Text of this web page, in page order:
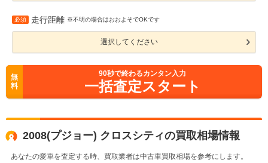
必須 走行距離 ※不明の場合はおおよそでOKです
選択してください
無
料
90秒で終わるカンタン入力
一括査定スタート
2008(プジョー) クロスシティの買取相場情報
あなたの愛車を査定する時、買取業者は中古車買取相場を参考にします。